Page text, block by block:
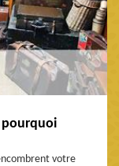
pourquoi
votre